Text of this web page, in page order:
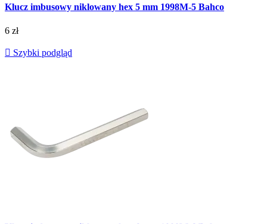
Klucz imbusowy niklowany hex 5 mm 1998M-5 Bahco
6 zł
 Szybki podgląd